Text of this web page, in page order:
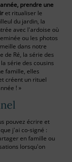
prendre une
et ritualiser le
du jardin, la
avec l'ardoise où
ou les photos
dans notre
de Ré, la série des
série des cousins
famille, elles
créent un rituel
! »
pouvez écrire et
j'ai co-signé :
en famille ou
lorsqu'on